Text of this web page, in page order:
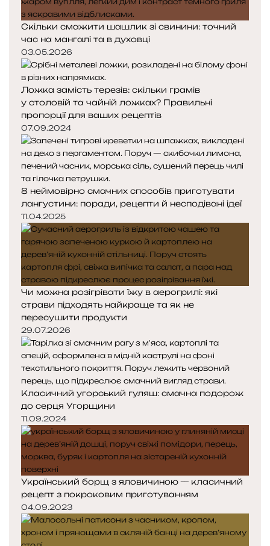
Скільки смажити шашлик зі свинини: точний
час на мангалі та в духовці
03.05.2026
Ложка замість терезів: скільки грамів
у столовій та чайній ложках? Правильні
пропорції для ваших рецептів
07.09.2024
8 неймовірно смачних способів приготувати
лангустини: поради, рецепти й несподівані ідеї
11.04.2025
Чи можна розігрівати їжу в аерогрилі: які
страви підходять найкраще та як не
пересушити продукти
29.07.2026
Класичний угорський гуляш: смачна подорож
до серця Угорщини
11.09.2024
Український борщ з яловичиною — класичний
рецепт з покроковим приготуванням
04.09.2023